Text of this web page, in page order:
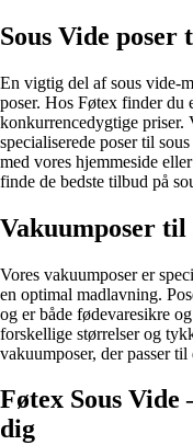
Sous Vide poser
En vigtig del af sous vide-
poser. Hos Føtex finder du
konkurrencedygtige priser.
specialiserede poser til
med vores hjemmeside
finde de bedste tilbud på
Vakuumposer til
Vores vakuumposer er
en optimal madlavning.
og er både fødevaresikre
forskellige størrelser og
vakuumposer, der passer til
Føtex Sous
dig